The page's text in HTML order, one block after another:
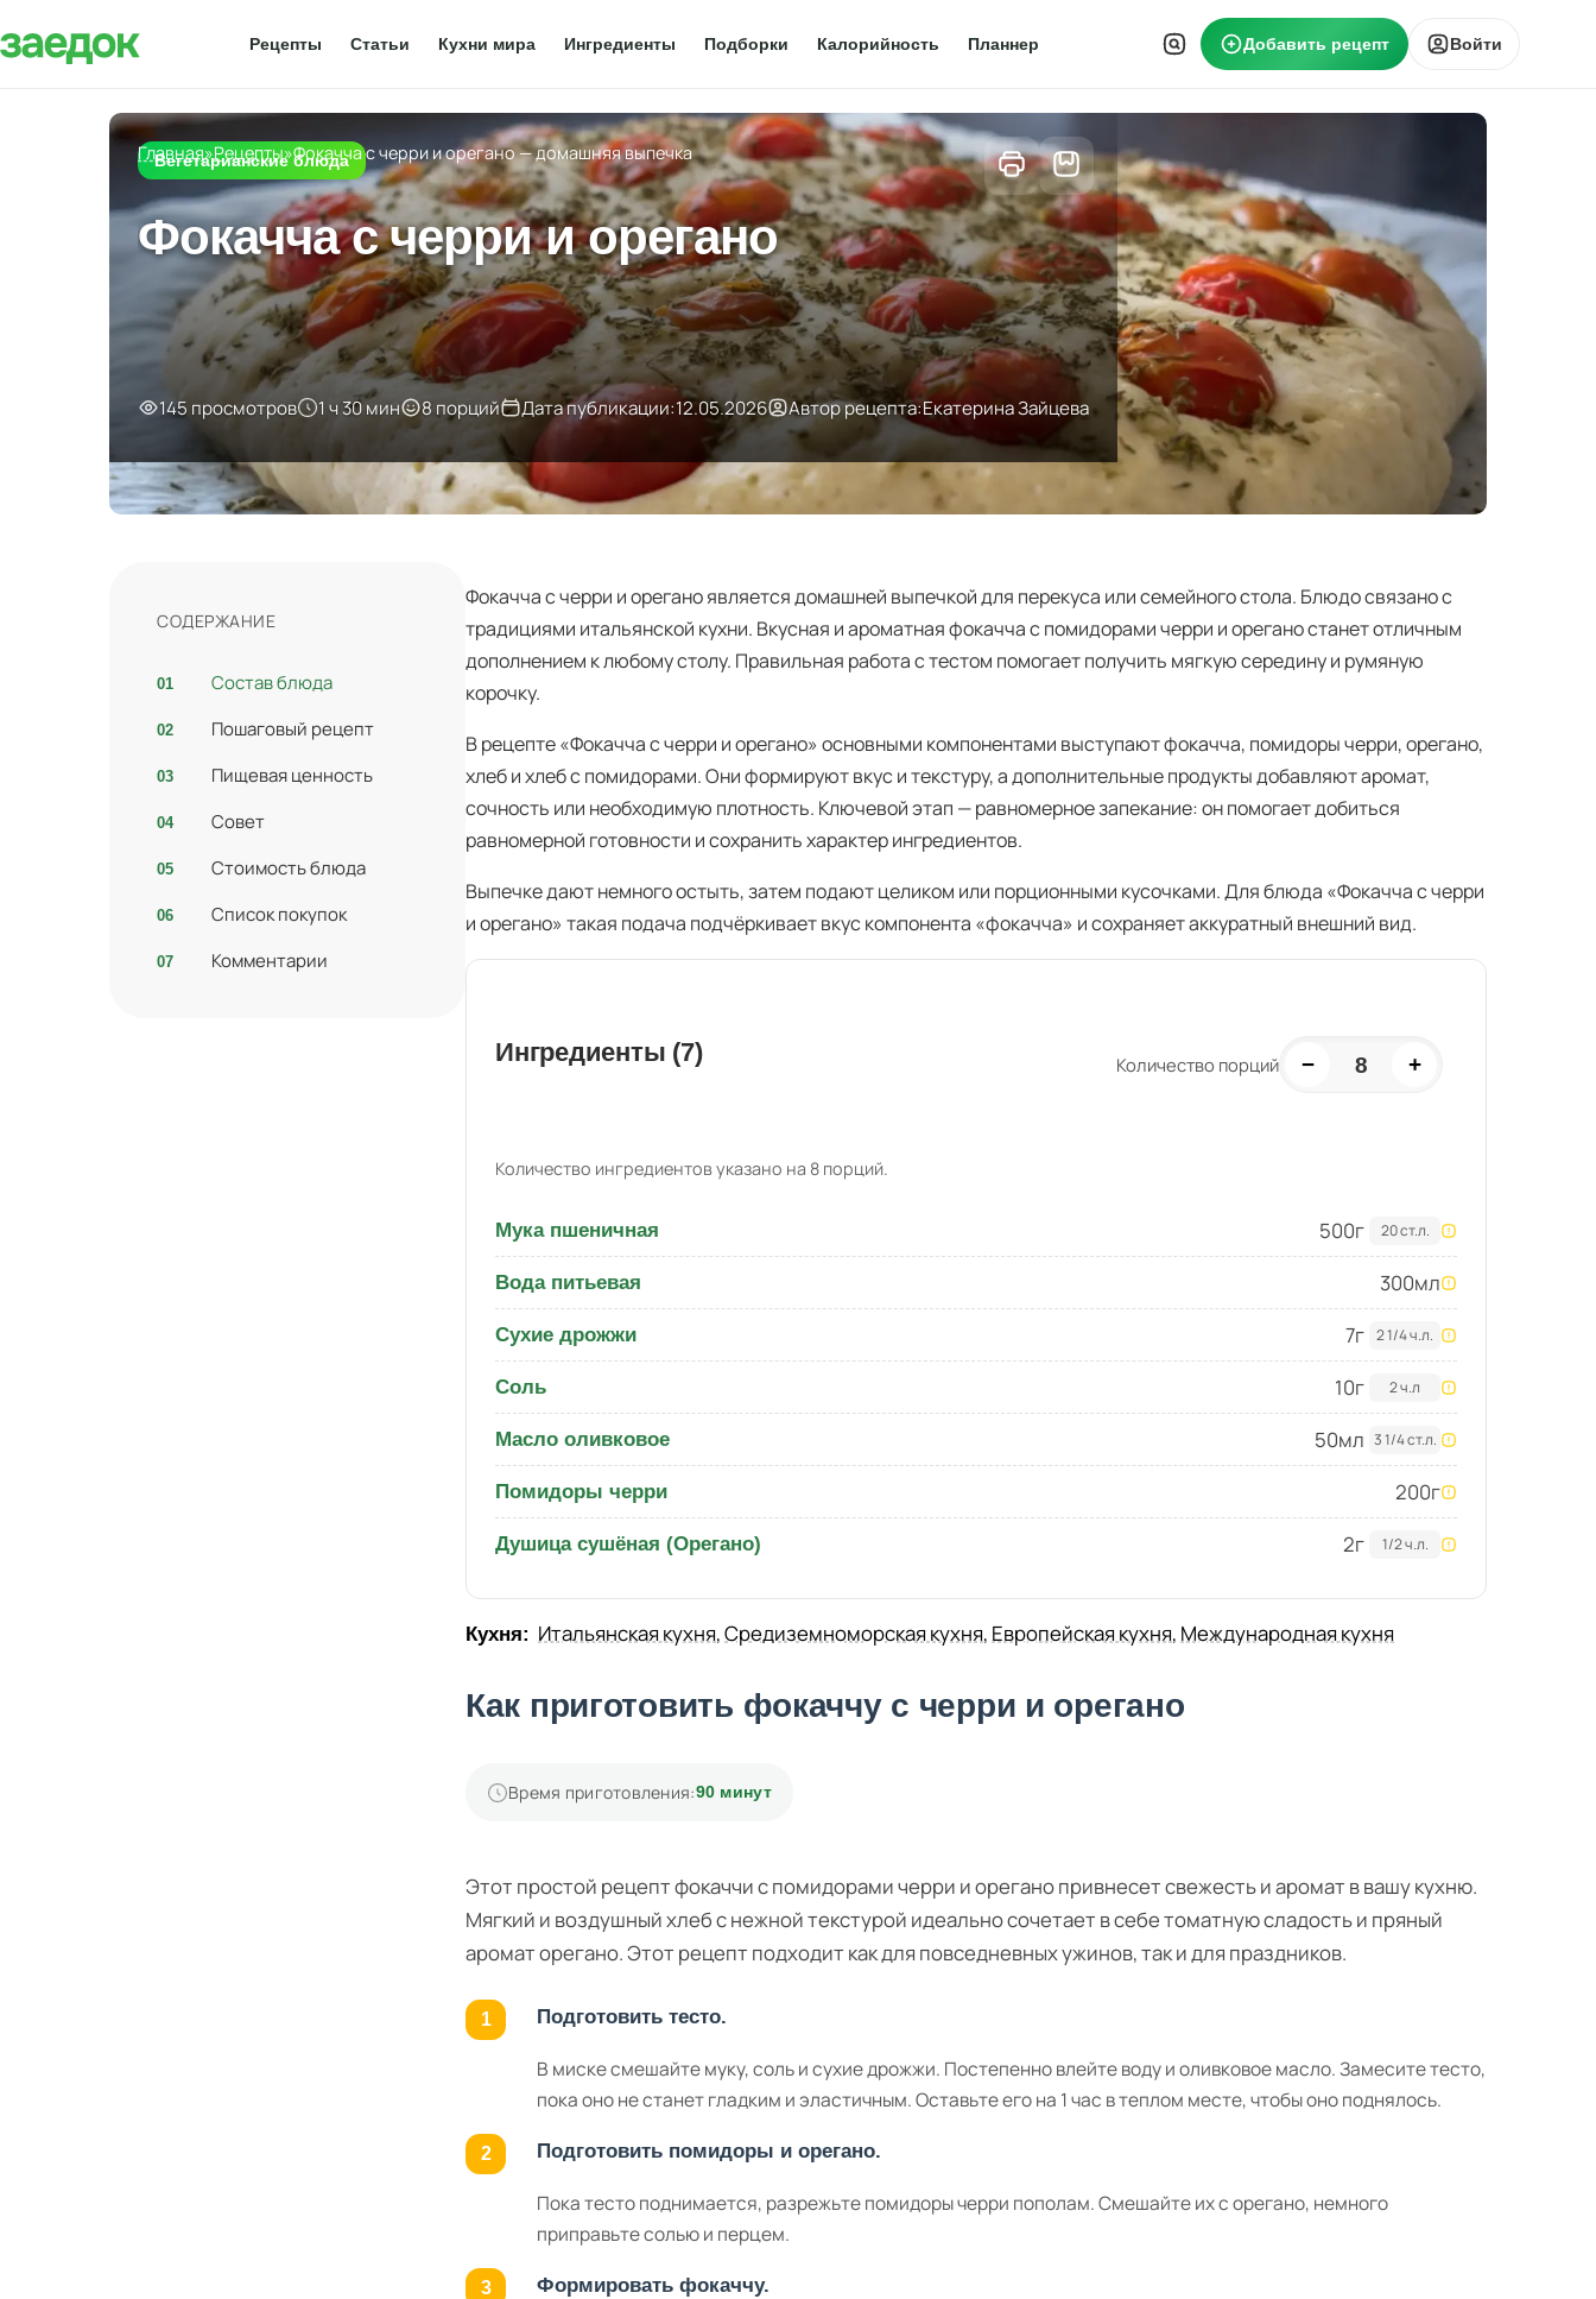
Рецепты Статьи Кухни мира Ингредиенты Подборки Калорийность Планнер Добавить рецепт Войти
Главная»Рецепты»Фокачча с черри и орегано — домашняя выпечка
Вегетарианские блюда
Фокачча с черри и орегано
145 просмотров 1 ч 30 мин 8 порций Дата публикации:12.05.2026 Автор рецепта:Екатерина Зайцева
СОДЕРЖАНИЕ
Состав блюда
Пошаговый рецепт
Пищевая ценность
Совет
Стоимость блюда
Список покупок
Комментарии
Фокачча с черри и орегано является домашней выпечкой для перекуса или семейного стола. Блюдо связано с
традициями итальянской кухни. Вкусная и ароматная фокачча с помидорами черри и орегано станет отличным
дополнением к любому столу. Правильная работа с тестом помогает получить мягкую середину и румяную
корочку.
В рецепте «Фокачча с черри и орегано» основными компонентами выступают фокачча, помидоры черри, орегано,
хлеб и хлеб с помидорами. Они формируют вкус и текстуру, а дополнительные продукты добавляют аромат,
сочность или необходимую плотность. Ключевой этап — равномерное запекание: он помогает добиться
равномерной готовности и сохранить характер ингредиентов.
Выпечке дают немного остыть, затем подают целиком или порционными кусочками. Для блюда «Фокачча с черри
и орегано» такая подача подчёркивает вкус компонента «фокачча» и сохраняет аккуратный внешний вид.
Ингредиенты (7) Количество порций − 8 +
Количество ингредиентов указано на 8 порций.
Мука пшеничная 500г 20 ст.л.
Вода питьевая 300мл
Сухие дрожжи 7г 2 1/4 ч.л.
Соль 10г 2 ч.л
Масло оливковое 50мл 3 1/4 ст.л.
Помидоры черри 200г
Душица сушёная (Орегано) 2г 1/2 ч.л.
Кухня: Итальянская кухня,Средиземноморская кухня, Европейская кухня, Международная кухня
Как приготовить фокаччу с черри и орегано
Время приготовления:90 минут
Этот простой рецепт фокаччи с помидорами черри и орегано привнесет свежесть и аромат в вашу кухню.
Мягкий и воздушный хлеб с нежной текстурой идеально сочетает в себе томатную сладость и пряный
аромат орегано. Этот рецепт подходит как для повседневных ужинов, так и для праздников.
Подготовить тесто.
В миске смешайте муку, соль и сухие дрожжи. Постепенно влейте воду и оливковое масло. Замесите тесто,
пока оно не станет гладким и эластичным. Оставьте его на 1 час в теплом месте, чтобы оно поднялось.
Подготовить помидоры и орегано.
Пока тесто поднимается, разрежьте помидоры черри пополам. Смешайте их с орегано, немного
приправьте солью и перцем.
Формировать фокаччу.